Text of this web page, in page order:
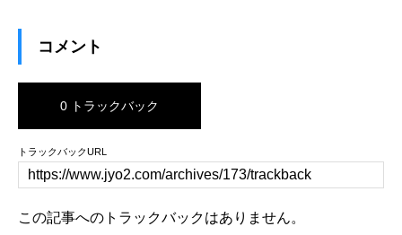
コメント
0 トラックバック
トラックバックURL
この記事へのトラックバックはありません。